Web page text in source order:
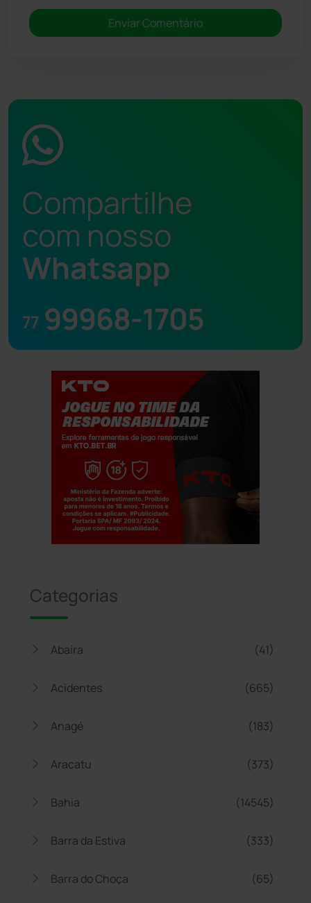
Compartilhe
com nosso
Whatsapp
77 99968-1705
Categorias
Abaíra (41)
Acidentes (665)
Anagé (183)
Aracatu (373)
Bahia (14545)
Barra da Estiva (333)
Barra do Choça (65)